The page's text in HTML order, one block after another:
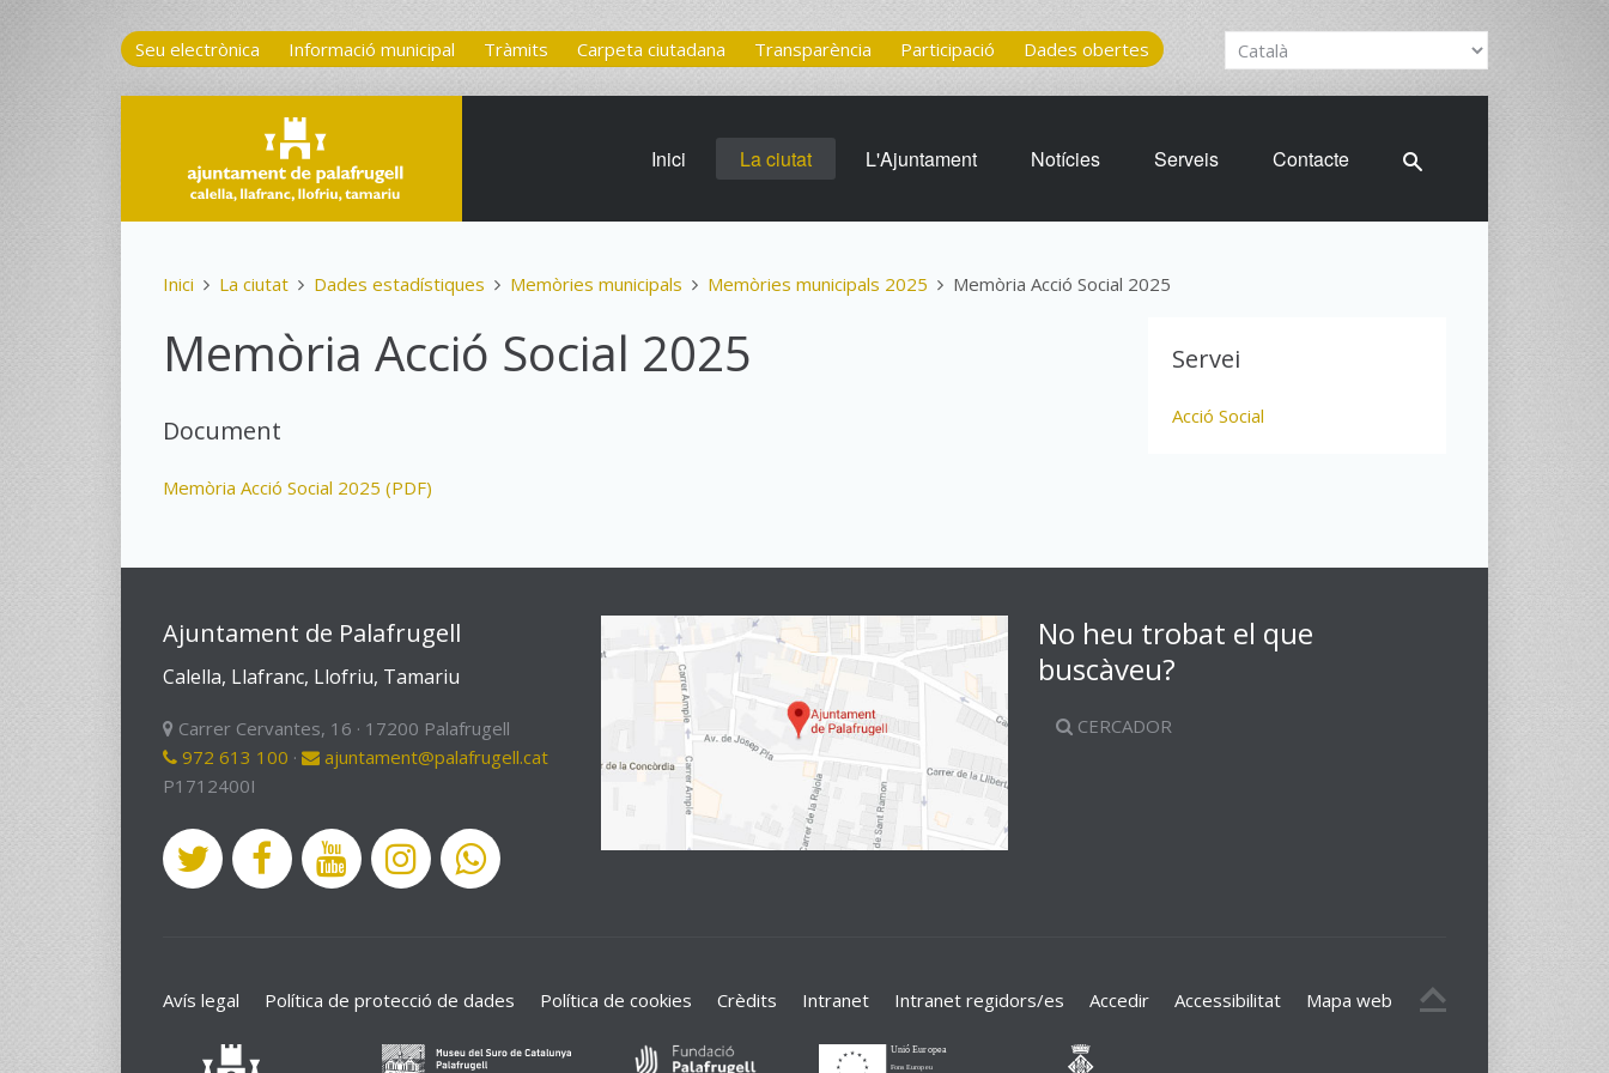
Seu electrònica Informació municipal Tràmits Carpeta ciutadana Transparència Participació Dades obertes
Inici La ciutat L'Ajuntament Notícies Serveis Contacte
Inici La ciutat Dades estadístiques Memòries municipals Memòries municipals 2025 Memòria Acció Social 2025
Memòria Acció Social 2025
Document
Memòria Acció Social 2025 (PDF)
Servei
Acció Social
Ajuntament de Palafrugell
Calella, Llafranc, Llofriu, Tamariu
Carrer Cervantes, 16 · 17200 Palafrugell
972 613 100 ·
ajuntament@palafrugell.cat
P1712400I
No heu trobat el que
buscàveu?
CERCADOR
Avís legal Política de protecció de dades Política de cookies Crèdits Intranet Intranet regidors/es Accedir Accessibilitat Mapa web